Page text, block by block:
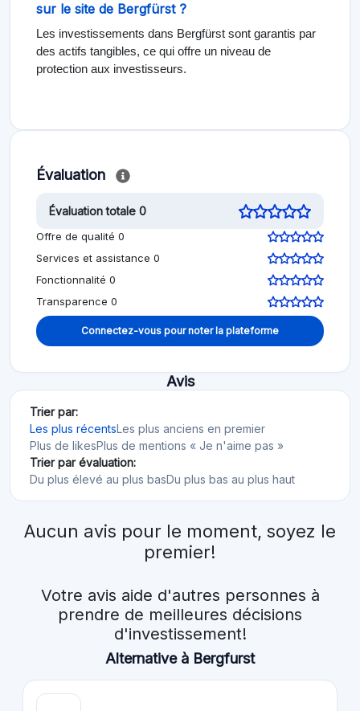
sur le site de Bergfürst ?
Les investissements dans Bergfürst sont garantis par
des actifs tangibles, ce qui offre un niveau de
protection aux investisseurs.
Évaluation
Évaluation totale 0
Offre de qualité 0
Services et assistance 0
Fonctionnalité 0
Transparence 0
Connectez-vous pour noter la plateforme
Avis
Trier par:
Les plus récentsLes plus anciens en premier
Plus de likesPlus de mentions « Je n'aime pas »
Trier par évaluation:
Du plus élevé au plus basDu plus bas au plus haut
Aucun avis pour le moment, soyez le
premier!
Votre avis aide d'autres personnes à
prendre de meilleures décisions
d'investissement!
Alternative à Bergfurst